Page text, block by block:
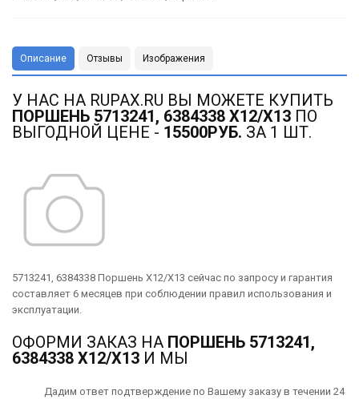
Описание Отзывы Изображения
У НАС НА RUPAX.RU ВЫ МОЖЕТЕ КУПИТЬ
ПОРШЕНЬ 5713241, 6384338 X12/X13 ПО
ВЫГОДНОЙ ЦЕНЕ - 15500РУБ. ЗА 1 ШТ.
5713241, 6384338 Поршень X12/X13 сейчас по запросу и гарантия
составляет 6 месяцев при соблюдении правил использования и
эксплуатации.
ОФОРМИ ЗАКАЗ НА ПОРШЕНЬ 5713241,
6384338 X12/X13 И МЫ
Дадим ответ подтверждение по Вашему заказу в течении 24